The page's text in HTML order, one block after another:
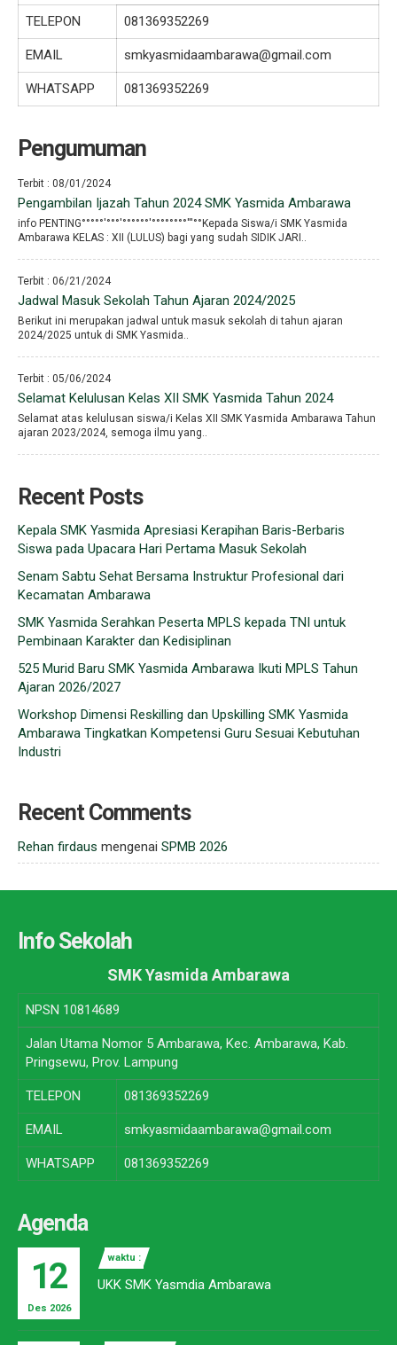
TELEPON 081369352269
EMAIL smkyasmidaambarawa@gmail.com
WHATSAPP 081369352269
Pengumuman
Terbit : 08/01/2024
Pengambilan Ijazah Tahun 2024 SMK Yasmida Ambarawa
info PENTING°°°°°′°°°′°°°°°°′°°°°°°°°′′′°°Kepada Siswa/i SMK Yasmida
Ambarawa KELAS : XII (LULUS) bagi yang sudah SIDIK JARI..
Terbit : 06/21/2024
Jadwal Masuk Sekolah Tahun Ajaran 2024/2025
Berikut ini merupakan jadwal untuk masuk sekolah di tahun ajaran
2024/2025 untuk di SMK Yasmida..
Terbit : 05/06/2024
Selamat Kelulusan Kelas XII SMK Yasmida Tahun 2024
Selamat atas kelulusan siswa/i Kelas XII SMK Yasmida Ambarawa Tahun
ajaran 2023/2024, semoga ilmu yang..
Recent Posts
Kepala SMK Yasmida Apresiasi Kerapihan Baris-Berbaris
Siswa pada Upacara Hari Pertama Masuk Sekolah
Senam Sabtu Sehat Bersama Instruktur Profesional dari
Kecamatan Ambarawa
SMK Yasmida Serahkan Peserta MPLS kepada TNI untuk
Pembinaan Karakter dan Kedisiplinan
525 Murid Baru SMK Yasmida Ambarawa Ikuti MPLS Tahun
Ajaran 2026/2027
Workshop Dimensi Reskilling dan Upskilling SMK Yasmida
Ambarawa Tingkatkan Kompetensi Guru Sesuai Kebutuhan
Industri
Recent Comments
Rehan firdaus mengenai SPMB 2026
Info Sekolah
SMK Yasmida Ambarawa
NPSN 10814689
Jalan Utama Nomor 5 Ambarawa, Kec. Ambarawa, Kab.
Pringsewu, Prov. Lampung
TELEPON 081369352269
EMAIL smkyasmidaambarawa@gmail.com
WHATSAPP 081369352269
Agenda
12
Des 2026
waktu :
UKK SMK Yasmdia Ambarawa